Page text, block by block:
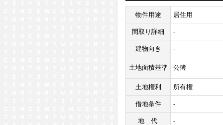
物件用途 居住用
間取り詳細 -
建物向き -
土地面積基準 公簿
土地権利 所有権
借地条件 -
地代 -